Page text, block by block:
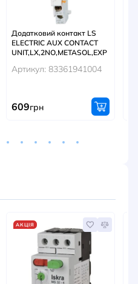
Додатковий контакт LS
ELECTRIC AUX CONTACT
UNIT,LX,2NO,METASOL,EXP
Артикул: 83361941004
609грн
АКЦІЯ